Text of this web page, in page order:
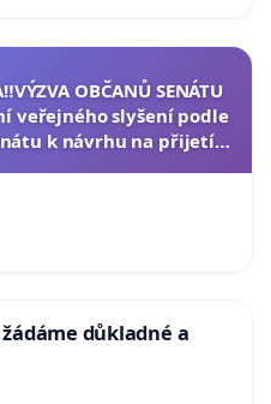
OBČANŮ SENÁTU
veřejného slyšení podle
k návrhu na přijetí
důkladné a